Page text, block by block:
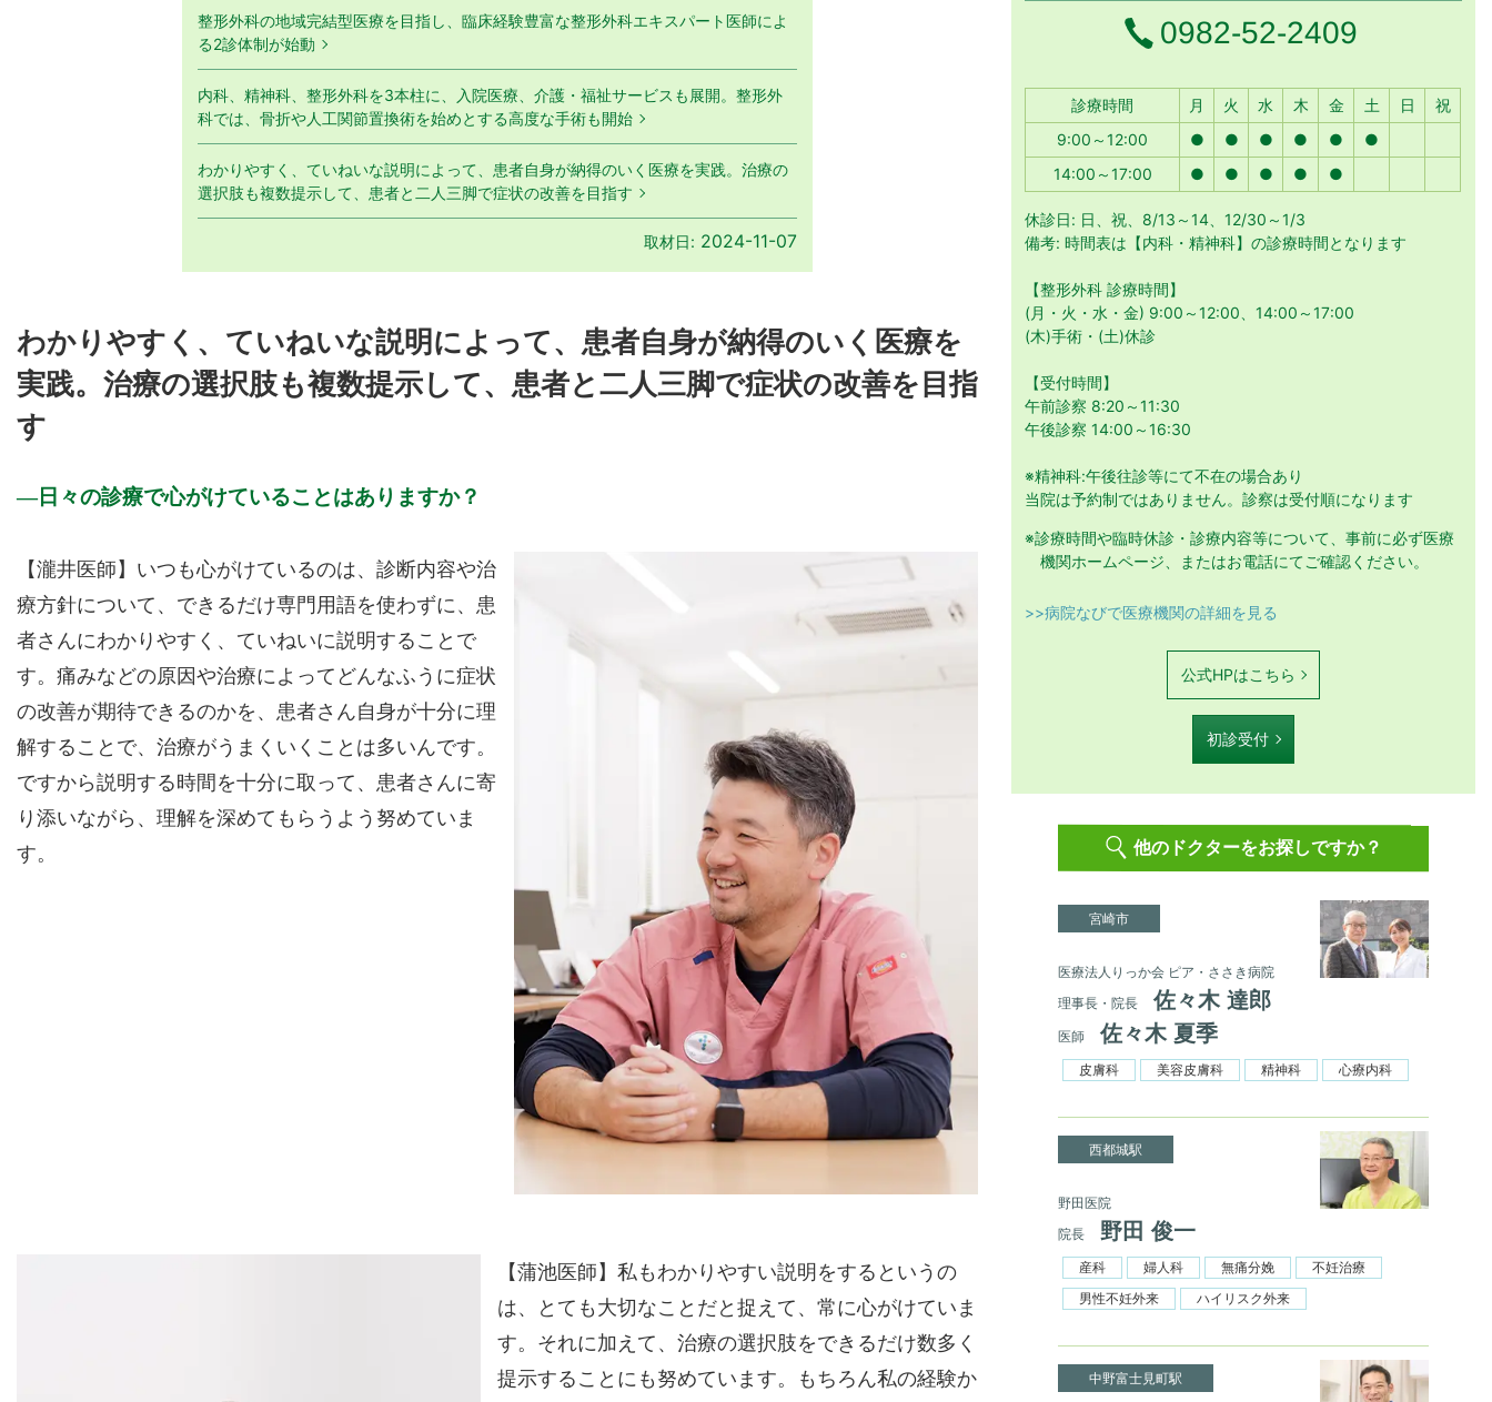
整形外科の地域完結型医療を目指し、臨床経験豊富な整形外科エキスパート医師によ
る2診体制が始動
内科、精神科、整形外科を3本柱に、入院医療、介護・福祉サービスも展開。整形外
科では、骨折や人工関節置換術を始めとする高度な手術も開始
わかりやすく、ていねいな説明によって、患者自身が納得のいく医療を実践。治療の
選択肢も複数提示して、患者と二人三脚で症状の改善を目指す
取材日: 2024-11-07
わかりやすく、ていねいな説明によって、患者自身が納得のいく医療を
実践。治療の選択肢も複数提示して、患者と二人三脚で症状の改善を目指
す
日々の診療で心がけていることはありますか？
【瀧井医師】いつも心がけているのは、診断内容や治
療方針について、できるだけ専門用語を使わずに、患
者さんにわかりやすく、ていねいに説明することで
す。痛みなどの原因や治療によってどんなふうに症状
の改善が期待できるのかを、患者さん自身が十分に理
解することで、治療がうまくいくことは多いんです。
ですから説明する時間を十分に取って、患者さんに寄
り添いながら、理解を深めてもらうよう努めていま
す。
【蒲池医師】私もわかりやすい説明をするというの
は、とても大切なことだと捉えて、常に心がけていま
す。それに加えて、治療の選択肢をできるだけ数多く
提示することにも努めています。もちろん私の経験か
電話番号
0982-52-2409
診療時間 月 月曜日
火 火曜日
水 水曜日
木木曜日
金金曜日
土土曜日
日 日曜日
祝
9:00～12:00
● ● ● ● ●
●
14:00～17:00
● ● ● ● ●
休診日: 日、祝、8/13～14、12/30～1/3
備考: 時間表は【内科・精神科】の診療時間となります
【整形外科 診療時間】
(月・火・水・金) 9:00～12:00、14:00～17:00
(木)手術・(土)休診
【受付時間】
午前診察 8:20～11:30
午後診察 14:00～16:30
※精神科:午後往診等にて不在の場合あり
当院は予約制ではありません。診察は受付順になります
※診療時間や臨時休診・診療内容等について、事前に必ず医療
機関ホームページ、またはお電話にてご確認ください。
>>病院なびで医療機関の詳細を見る
公式HPはこちら
初診受付
他のドクターをお探しですか？
宮崎市
医療法人りっか会 ピア・ささき病院
理事長・院長
佐々木 達郎
医師 佐々木 夏季
皮膚科 美容皮膚科 精神科 心療内科
西都城駅
野田医院
院長
野田 俊一
産科 婦人科 無痛分娩
不妊治療
男性不妊外来
ハイリスク外来
中野富士見町駅